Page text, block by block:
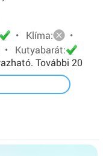
• Klíma:
•
• Kutyabarát:
További 20